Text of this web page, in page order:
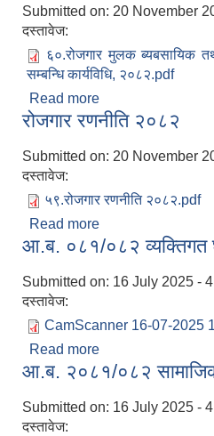
Submitted on: 20 November
दस्तावेज:
६०.रोजगार मुलक ब्यबसायिक
सम्बन्धि कार्यविधि, २०८२.pdf
Read more
सञ्चालन सम्बन्धि
रोजगार रणनीति २०८२
Submitted on: 20 November
दस्तावेज:
५९.रोजगार रणनीति २०८२.pdf
Read more
आ.ब. ०८१/०८२ व्यक्तिगत
Submitted on: 16 July 2025 -
दस्तावेज:
CamScanner 16-07-2025
Read more
आ.ब. २०८१/०८२
Submitted on: 16 July 2025 -
दस्तावेज: